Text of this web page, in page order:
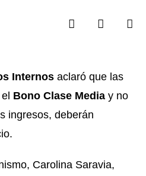
Internos aclaró que las
Bono Clase Media y no
ingresos, deberán
Carolina Saravia,